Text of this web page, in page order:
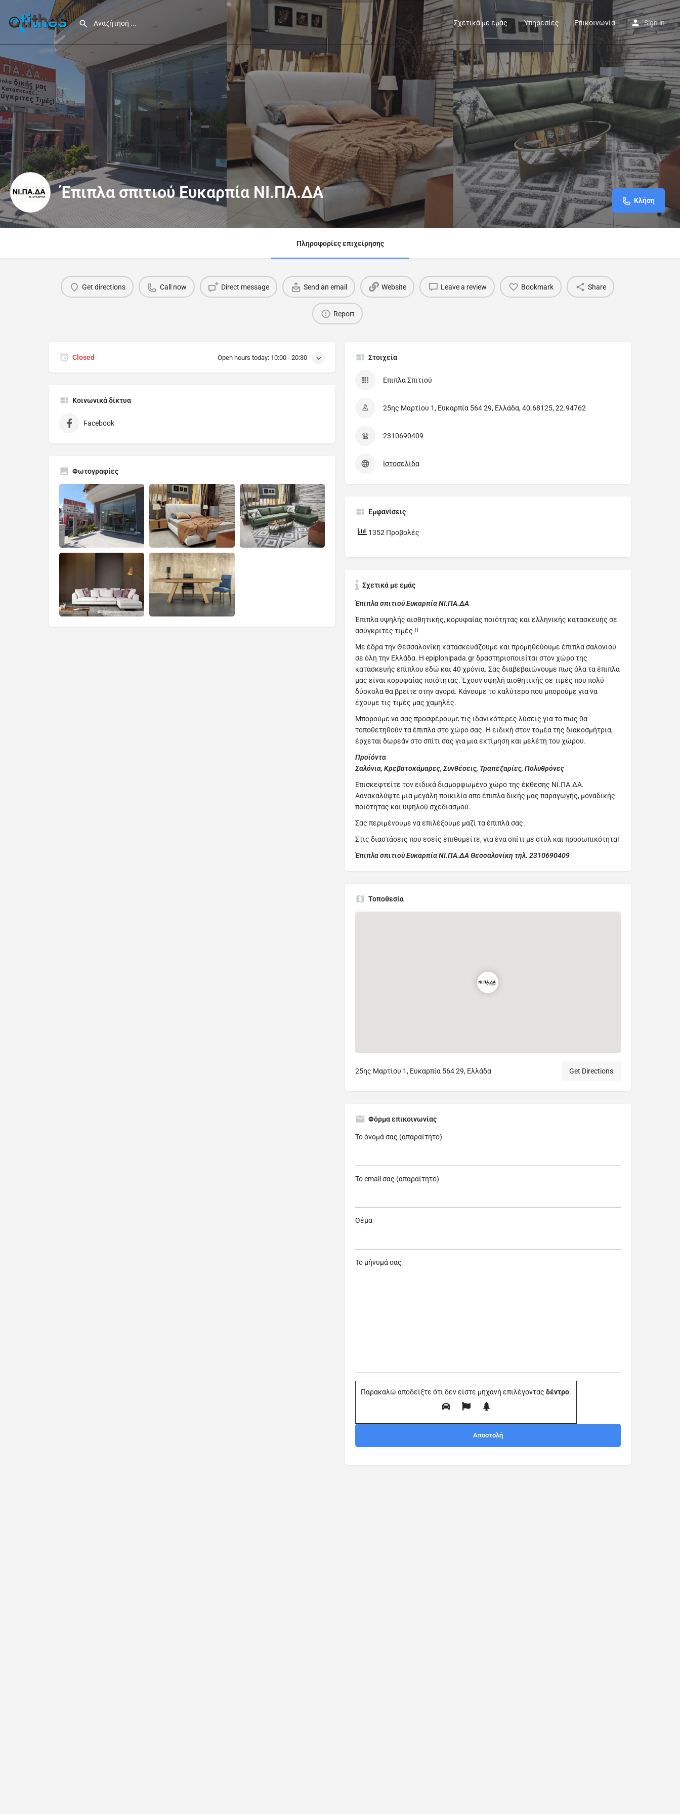
Σχετικά με εμάς Υπηρεσίες Επικοινωνία Sign in
Έπιπλα σπιτιού Ευκαρπία ΝΙ.ΠΑ.ΔΑ Κλήση
Πληροφορίες επιχείρησης
Get directions Call now Direct message Send an email Website Leave a review Bookmark Share
Report
Closed Open hours today: 10:00 - 20:30
Κοινωνικά δίκτυα
Facebook
Φωτογραφίες
Στοιχεία
Επιπλα Σπιτιού
25ης Μαρτίου 1, Ευκαρπία 564 29, Ελλάδα, 40.68125, 22.94762
2310690409
Ιστοσελίδα
Εμφανίσεις
1352 Προβολές
Σχετικά με εμάς
Έπιπλα σπιτιού Ευκαρπία ΝΙ.ΠΑ.ΔΑ
Έπιπλα υψηλής αισθητικής, κορυφαίας ποιότητας και ελληνικής κατασκευής σε
ασύγκριτες τιμές !!
Με έδρα την Θεσσαλονίκη κατασκευάζουμε και προμηθεύουμε έπιπλα σαλονιού
σε όλη την Ελλάδα. Η epiplonipada.gr δραστηριοποιείται στον χώρο της
κατασκευής επίπλου εδώ και 40 χρόνια. Σας διαβεβαιώνουμε πως όλα τα έπιπλα
μας είναι κορυφαίας ποιότητας. Έχουν υψηλή αισθητικής σε τιμές που πολύ
δύσκολα θα βρείτε στην αγορά. Κάνουμε το καλύτερο που μπορούμε για να
έχουμε τις τιμές μας χαμηλές.
Μπορούμε να σας προσφέρουμε τις ιδανικότερες λύσεις για το πως θα
τοποθετηθούν τα έπιπλα στο χώρο σας. Η ειδική στον τομέα της διακοσμήτρια,
έρχεται δωρεάν στο σπίτι σας για μια εκτίμηση και μελέτη του χώρου.
Προϊόντα
Σαλόνια, Κρεβατοκάμαρες, Συνθέσεις, Τραπεζαρίες, Πολυθρόνες
Επισκεφτείτε τον ειδικά διαμορφωμένο χώρο της έκθεσης ΝΙ.ΠΑ.ΔΑ.
Αανακαλύψτε μια μεγάλη ποικιλία απο έπιπλα δικής μας παραγωγής, μοναδικής
ποιότητας και υψηλού σχεδιασμού.
Σας περιμένουμε να επιλέξουμε μαζί τα έπιπλά σας.
Στις διαστάσεις που εσείς επιθυμείτε, για ένα σπίτι με στυλ και προσωπικότητα!
Έπιπλα σπιτιού Ευκαρπία ΝΙ.ΠΑ.ΔΑ Θεσσαλονίκη τηλ. 2310690409
Τοποθεσία
25ης Μαρτίου 1, Ευκαρπία 564 29, Ελλάδα Get Directions
Φόρμα επικοινωνίας
Το όνομά σας (απαραίτητο)
Το email σας (απαραίτητο)
Θέμα
Το μήνυμά σας
Παρακαλώ αποδείξτε ότι δεν είστε μηχανή επιλέγοντας δέντρο.